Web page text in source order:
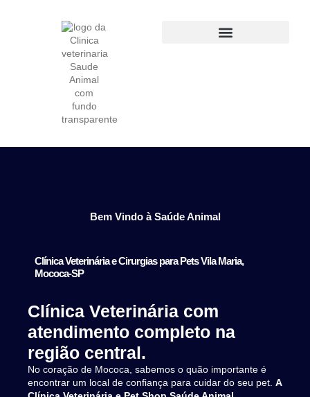
Bem Vindo à Saúde Animal
Clínica Veterinária e Cirurgias para Pets Vila Maria,
Mococa-SP
Clínica Veterinária com
atendimento completo na
região central.
No coração de Mococa, sabemos o quão importante é
encontrar um local de confiança para cuidar do seu pet. A